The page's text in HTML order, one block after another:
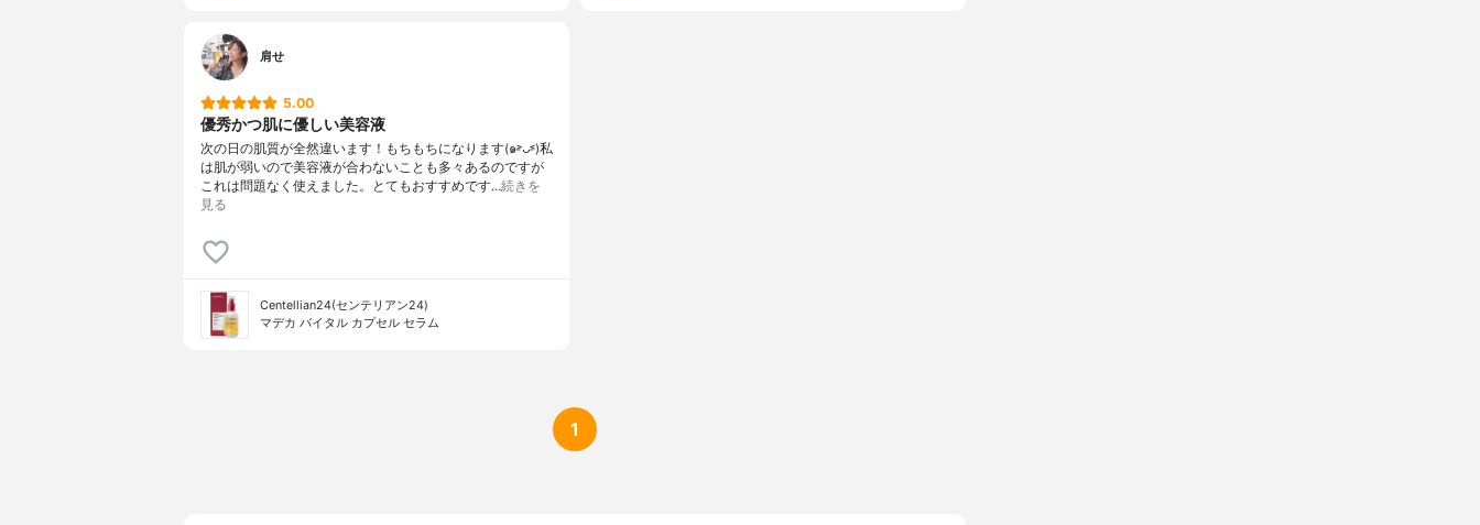
肩せ
5.00
優秀かつ肌に優しい美容液
次の日の肌質が全然違います！もちもちになります(๑˃̵ᴗ˂̵)私
は肌が弱いので美容液が合わないことも多々あるのですが
これは問題なく使えました。とてもおすすめです…続きを
見る
Centellian24(センテリアン24)
マデカ バイタル カプセル セラム
1